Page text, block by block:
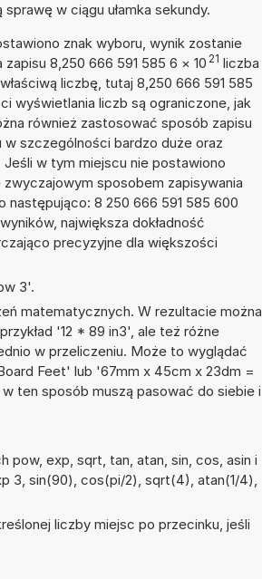
w ciągu ułamka sekundy.
znak wyboru, wynik zostanie
zapisu 8,250 666 591 585 6 × 10 21 liczba
liczbę, tutaj 8,250 666 591 585
wyświetlania liczb są ograniczone, jak
również zastosować sposób zapisu
w szczególności bardzo duże oraz
Jeśli w tym miejscu nie postawiono
sposobem zapisywania
następująco: 8 250 666 591 585 600
największa dokładność
precyzyjne dla większości
3'.
matematycznych. W rezultacie można
'12 * 89 in3', ale też różne
w przeliczeniu. Może to wyglądać
Feet' lub '67mm x 45cm x 23dm =
ten sposób muszą pasować do siebie i
pow, exp, sqrt, tan, atan, sin, cos, asin i
3, sin(90), cos(pi/2), sqrt(4), atan(1/4),
liczby miejsc po przecinku, jeśli